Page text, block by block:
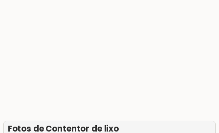
Fotos de Contentor de lixo